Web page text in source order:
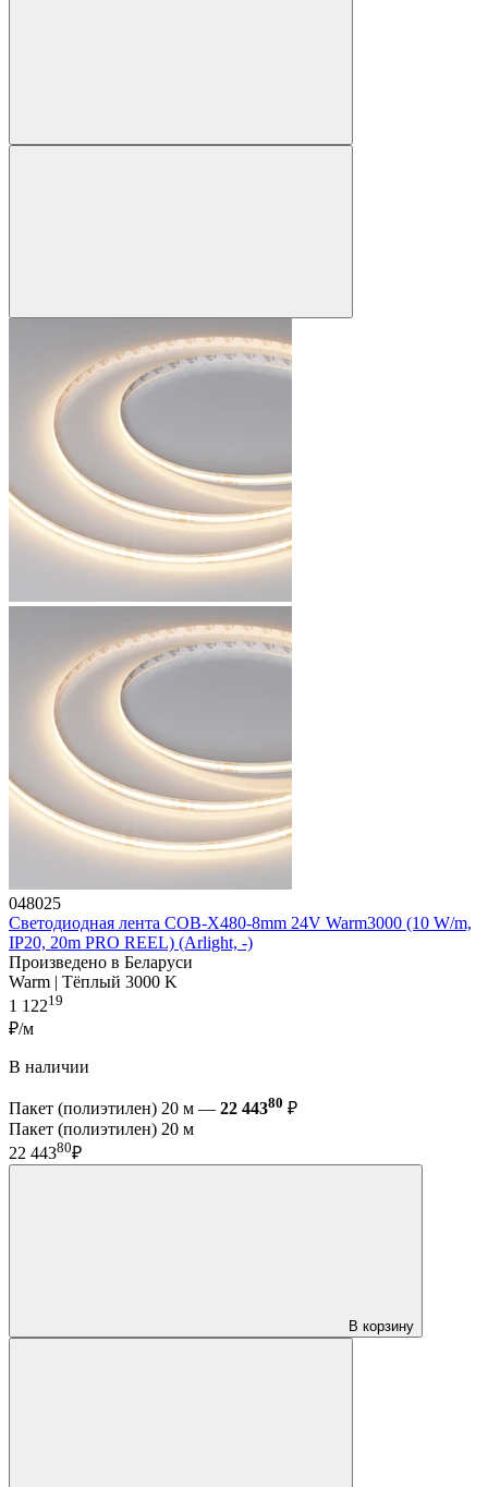
048025
Светодиодная лента COB-X480-8mm 24V Warm3000 (10 W/m,
IP20, 20m PRO REEL) (Arlight, -)
Произведено в Беларуси
Warm | Тёплый 3000 K
1 12219
₽/м
В наличии
Пакет (полиэтилен) 20 м — 22 44380 ₽
Пакет (полиэтилен) 20 м
22 44380₽
В корзину